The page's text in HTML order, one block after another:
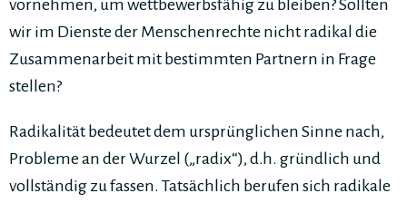
vornehmen, um wettbewerbsfähig zu bleiben? Sollten
wir im Dienste der Menschenrechte nicht radikal die
Zusammenarbeit mit bestimmten Partnern in Frage
stellen?
Radikalität bedeutet dem ursprünglichen Sinne nach,
Probleme an der Wurzel („radix“), d.h. gründlich und
vollständig zu fassen. Tatsächlich berufen sich radikale